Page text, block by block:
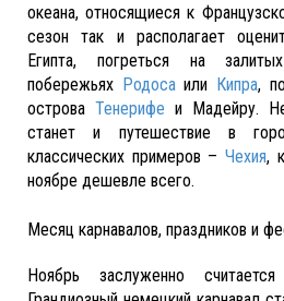
океана, относящиеся к
сезон так и располагает
Египта, погреться на
побережьях Родосаили Кипра,
острова Тенерифе и Мадейру.
станет и путешествие в
классических примеров –Чехия,
ноябре дешевле всего.
Месяц карнавалов, праздников и
Ноябрь заслуженно